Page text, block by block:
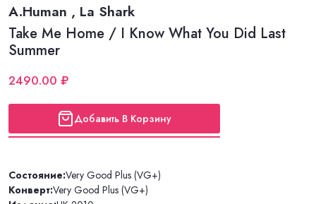
A.Human , La Shark
Take Me Home / I Know What You Did Last
Summer
2490.00 ₽
Добавить В Корзину
Состояние:Very Good Plus (VG+)
Конверт:Very Good Plus (VG+)